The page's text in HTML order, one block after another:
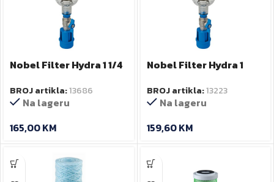
Nobel Filter Hydra 1 1/4
BROJ artikla:13686
Na lageru
165,00KM
Nobel Filter Hydra 1
BROJ artikla:13223
Na lageru
159,60KM